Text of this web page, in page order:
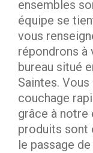
ensembles
équipe se
vous
répondrons à
bureau situé
Saintes.
couchage
grâce à notre
produits sont
le passage